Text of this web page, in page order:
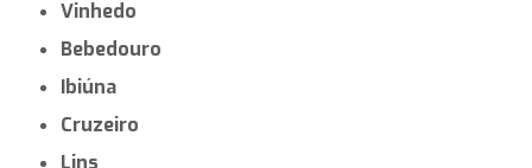
Vinhedo
Bebedouro
Ibiúna
Cruzeiro
Lins